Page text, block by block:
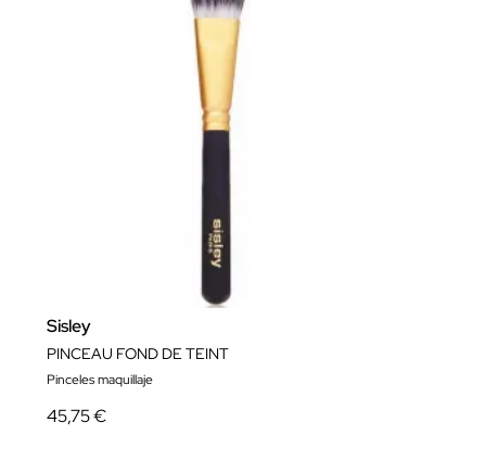
Sisley
PINCEAU FOND DE TEINT
Pinceles maquillaje
45,75 €